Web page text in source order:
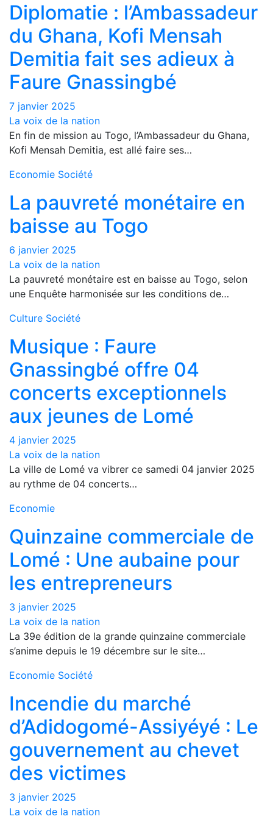
Diplomatie : l’Ambassadeur
du Ghana, Kofi Mensah
Demitia fait ses adieux à
Faure Gnassingbé
7 janvier 2025
La voix de la nation
En fin de mission au Togo, l’Ambassadeur du Ghana,
Kofi Mensah Demitia, est allé faire ses…
Economie Société
La pauvreté monétaire en
baisse au Togo
6 janvier 2025
La voix de la nation
La pauvreté monétaire est en baisse au Togo, selon
une Enquête harmonisée sur les conditions de…
Culture Société
Musique : Faure
Gnassingbé offre 04
concerts exceptionnels
aux jeunes de Lomé
4 janvier 2025
La voix de la nation
La ville de Lomé va vibrer ce samedi 04 janvier 2025
au rythme de 04 concerts…
Economie
Quinzaine commerciale de
Lomé : Une aubaine pour
les entrepreneurs
3 janvier 2025
La voix de la nation
La 39e édition de la grande quinzaine commerciale
s’anime depuis le 19 décembre sur le site…
Economie Société
Incendie du marché
d’Adidogomé-Assiyéyé : Le
gouvernement au chevet
des victimes
3 janvier 2025
La voix de la nation